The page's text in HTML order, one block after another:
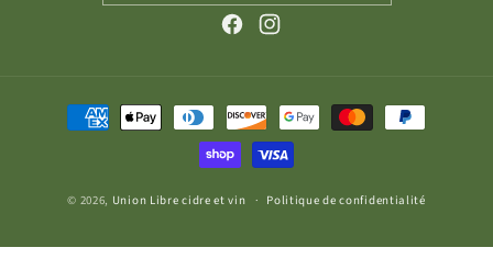
FacebookInstagram
Moyens
de
© 2026, Union Libre cidre et vin Politique de confidentialité